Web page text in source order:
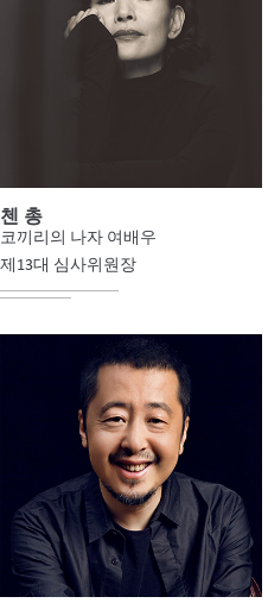
첸 총
코끼리의 나자 여배우
제13대 심사위원장